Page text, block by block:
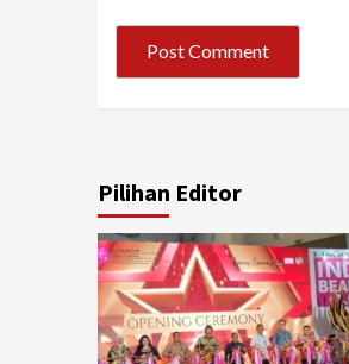
Pilihan Editor